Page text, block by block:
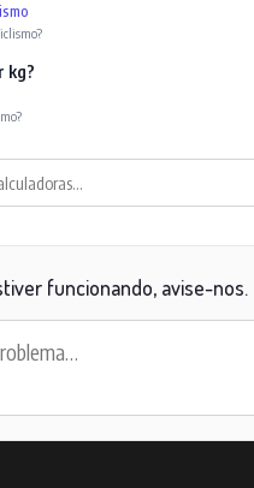
kg?
funcionando, avise-nos.